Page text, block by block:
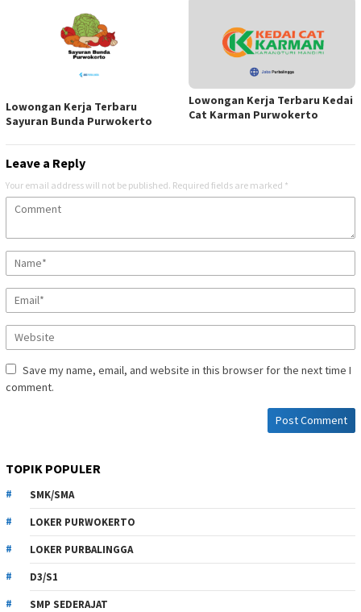
Lowongan Kerja Terbaru
Sayuran Bunda Purwokerto
Lowongan Kerja Terbaru Kedai
Cat Karman Purwokerto
Leave a Reply
Your email address will not be published. Required fields are marked *
Save my name, email, and website in this browser for the next time I
comment.
TOPIK POPULER
SMK/SMA
LOKER PURWOKERTO
LOKER PURBALINGGA
D3/S1
SMP SEDERAJAT